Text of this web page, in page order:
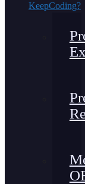
KeepCoding?